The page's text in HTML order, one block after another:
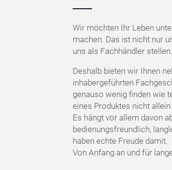
Wir möchten Ihr Leben
machen. Das ist nicht nur
uns als Fachhändler stellen.
Deshalb bieten wir Ihnen
inhabergeführten
genauso wenig finden wie
eines Produktes nicht
Es hängt vor allem davon
bedienungsfreundlich,
haben echte Freude damit.
Von Anfang an und für